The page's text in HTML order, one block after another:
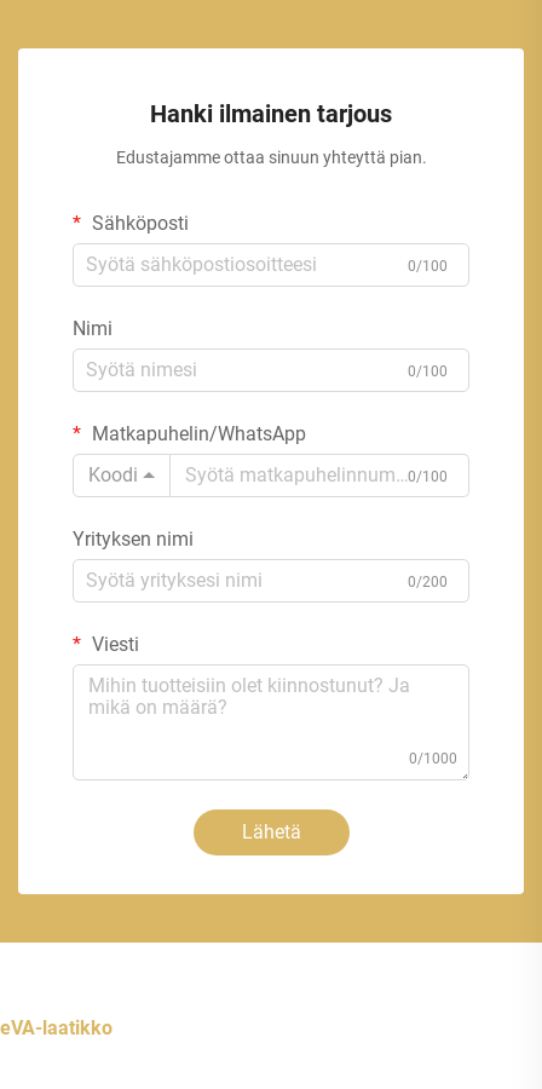
Hanki ilmainen tarjous
Edustajamme ottaa sinuun yhteyttä pian.
Sähköposti
0/100
Nimi
0/100
Matkapuhelin/WhatsApp
Koodi
0/100
Yrityksen nimi
0/200
Viesti
0/1000
Lähetä
eVA-laatikko